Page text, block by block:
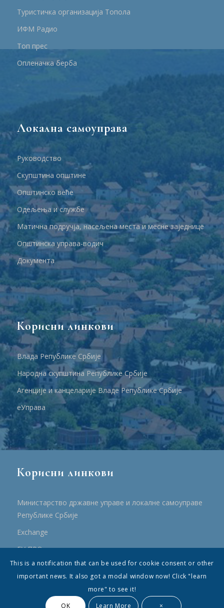
Туристичка организација Топола
ИФМ Радио
Топ прес
Опленачка берба
Локална самоуправа
Руководство
Скупштина општине
Општинско веће
Одељења и службе
Матична подручја, насељена места и месне заједнице
Општинска управа-водич
Документа
Корисни линкови
Влада Републике Србије
Народна скупштина Републике Србије
Агенције и канцеларије Владе Републике Србије
еУправа
Корисни линкови
Министарство државне управе и локалне самоуправе
Републике Србије
Еxchange
ЕУ ПРО
ПРРР
This is a notification that can be used for cookie consent or other
important news. It also got a modal window now! Click "learn
more" to see it!
OK
Learn More ×